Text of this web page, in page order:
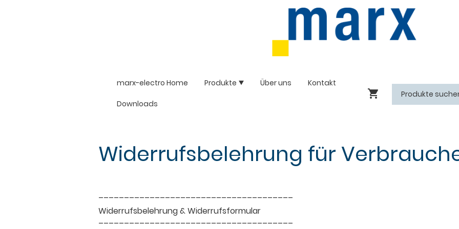
marx-electro Home Produkte Über uns Kontakt
Downloads
Widerrufsbelehrung für
––––––––––––––––––––––––––––––––––––––
Widerrufsbelehrung & Widerrufsformular
––––––––––––––––––––––––––––––––––––––